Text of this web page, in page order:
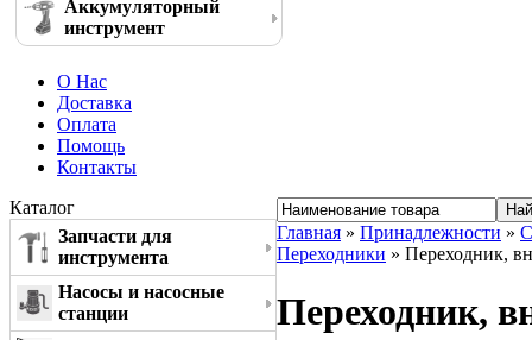
Аккумуляторный
инструмент
О Нас
Доставка
Оплата
Помощь
Контакты
Каталог
Запчасти для
инструмента
Насосы и насосные
станции
Главная » Принадлежности »
Переходники » Переходник,
Переходник,